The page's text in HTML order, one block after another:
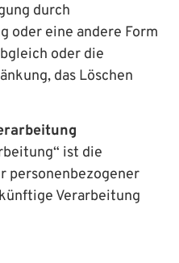
durch
oder eine andere Form
oder die
das Löschen
ist die
personenbezogener
Verarbeitung